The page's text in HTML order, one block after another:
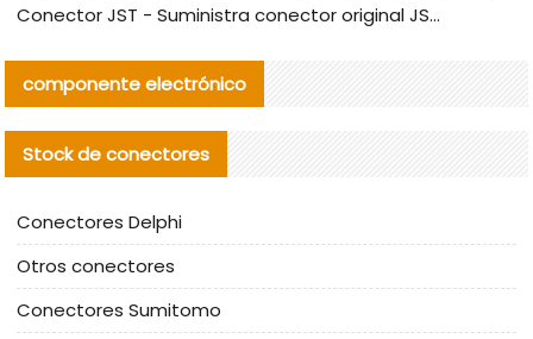
Conector JST - Suministra conector original JST GHR-09V-S | productos alternativos
componente electrónico
Stock de conectores
Conectores Delphi
Otros conectores
Conectores Sumitomo